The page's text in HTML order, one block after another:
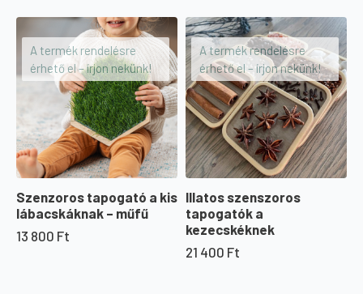
A termék rendelésre
érhető el – írjon nekünk!
Szenzoros tapogató a kis
lábacskáknak – műfű
13 800 Ft
A termék rendelésre
érhető el – írjon nekünk!
Illatos szenszoros
tapogatók a
kezecskéknek
21 400 Ft